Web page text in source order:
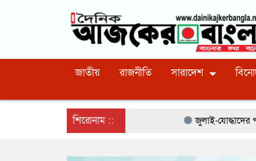
জাতীয় রাজনীতি সারাদেশ
শিরোনাম :: জুলাই-যোদ্ধাদের পাশে দাঁড়াতে হবে :-